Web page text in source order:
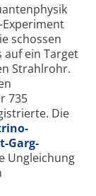
schossen
auf ein Target
Strahlrohr.
735
Die
Garg-
Ungleichung